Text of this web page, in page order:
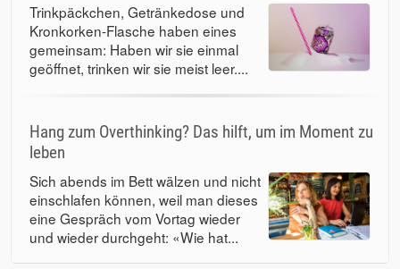
Trinkpäckchen, Getränkedose und
Kronkorken-Flasche haben eines
gemeinsam: Haben wir sie einmal
geöffnet, trinken wir sie meist leer....
Hang zum Overthinking? Das hilft, um im Moment zu
leben
Sich abends im Bett wälzen und nicht
einschlafen können, weil man dieses
eine Gespräch vom Vortag wieder
und wieder durchgeht: «Wie hat...